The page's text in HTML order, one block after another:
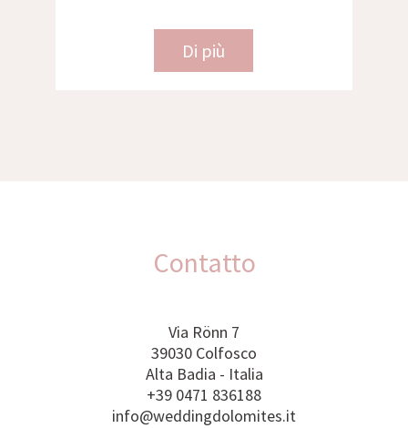
Di più
Contatto
Via Rönn 7
39030 Colfosco
Alta Badia - Italia
+39 0471 836188
info@weddingdolomites.it